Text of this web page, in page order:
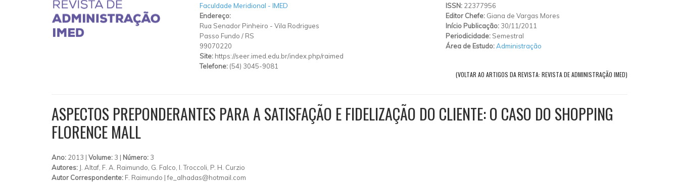
Faculdade Meridional - IMED
Endereço:
Rua Senador Pinheiro - Vila Rodrigues
Passo Fundo / RS
99070220
Site: https://seer.imed.edu.br/index.php/raimed
Telefone: (54) 3045-9081
ISSN: 22377956
Editor Chefe: Giana de Vargas Mores
Início Publicação: 30/11/2011
Periodicidade: Semestral
Área de Estudo:Administração
(VOLTAR AO ARTIGOS DA REVISTA: REVISTA DE ADMINISTRAÇÃO IMED)
ASPECTOS PREPONDERANTES PARA A SATISFAÇÃO E FIDELIZAÇÃO DO CLIENTE: O CASO DO SHOPPING
FLORENCE MALL
Ano: 2013 | Volume: 3 | Número: 3
Autores: J. Altaf, F. A. Raimundo, G. Falco, I. Troccoli, P. H. Curzio
Autor Correspondente: F. Raimundo |fe_alhadas@hotmail.com